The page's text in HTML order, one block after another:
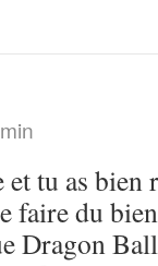
tu as bien
faire du
Dragon